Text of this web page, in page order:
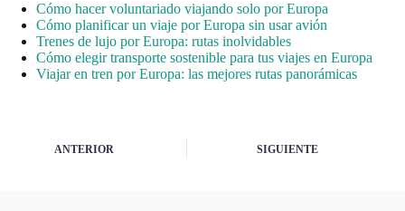
Cómo hacer voluntariado viajando solo por Europa
Cómo planificar un viaje por Europa sin usar avión
Trenes de lujo por Europa: rutas inolvidables
Cómo elegir transporte sostenible para tus viajes en Europa
Viajar en tren por Europa: las mejores rutas panorámicas
ANTERIOR SIGUIENTE